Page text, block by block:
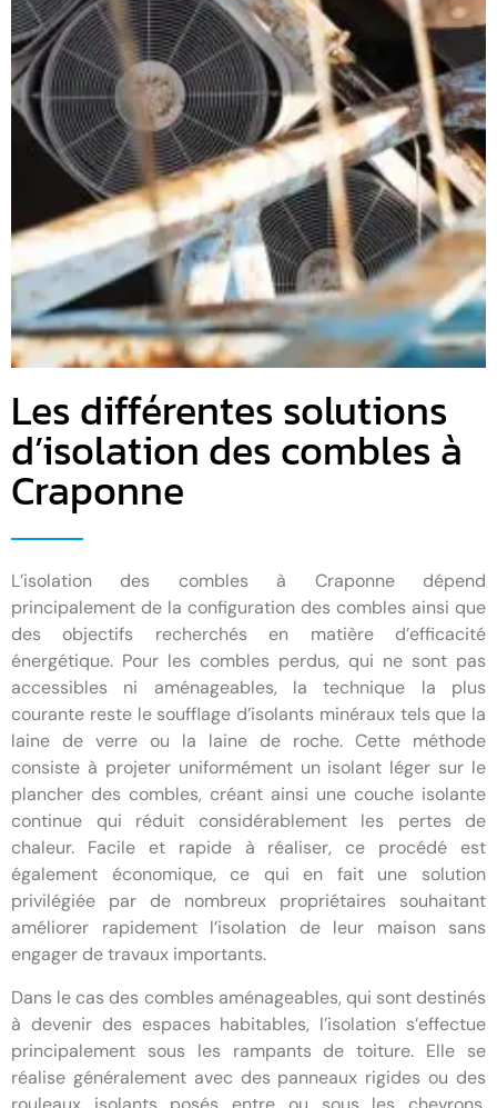
Les différentes solutions
d’isolation des combles à
Craponne
L’isolation des combles à Craponne dépend
principalement de la configuration des combles ainsi que
des objectifs recherchés en matière d’efficacité
énergétique. Pour les combles perdus, qui ne sont pas
accessibles ni aménageables, la technique la plus
courante reste le soufflage d’isolants minéraux tels que la
laine de verre ou la laine de roche. Cette méthode
consiste à projeter uniformément un isolant léger sur le
plancher des combles, créant ainsi une couche isolante
continue qui réduit considérablement les pertes de
chaleur. Facile et rapide à réaliser, ce procédé est
également économique, ce qui en fait une solution
privilégiée par de nombreux propriétaires souhaitant
améliorer rapidement l’isolation de leur maison sans
engager de travaux importants.
Dans le cas des combles aménageables, qui sont destinés
à devenir des espaces habitables, l’isolation s’effectue
principalement sous les rampants de toiture. Elle se
réalise généralement avec des panneaux rigides ou des